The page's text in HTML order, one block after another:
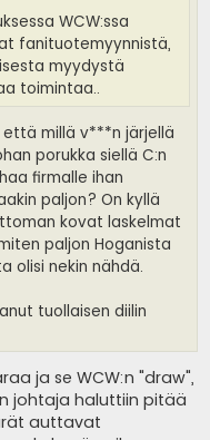
WCW:ssa
fanituotemyynnistä,
myydystä
toimintaa..
millä v***n järjellä
porukka siellä C:n
firmalle ihan
paljon? On kyllä
kovat laskelmat
paljon Hoganista
olisi nekin nähdä.
tuollaisen diilin
ja se WCW:n "draw",
johtaja haluttiin pitää
auttavat